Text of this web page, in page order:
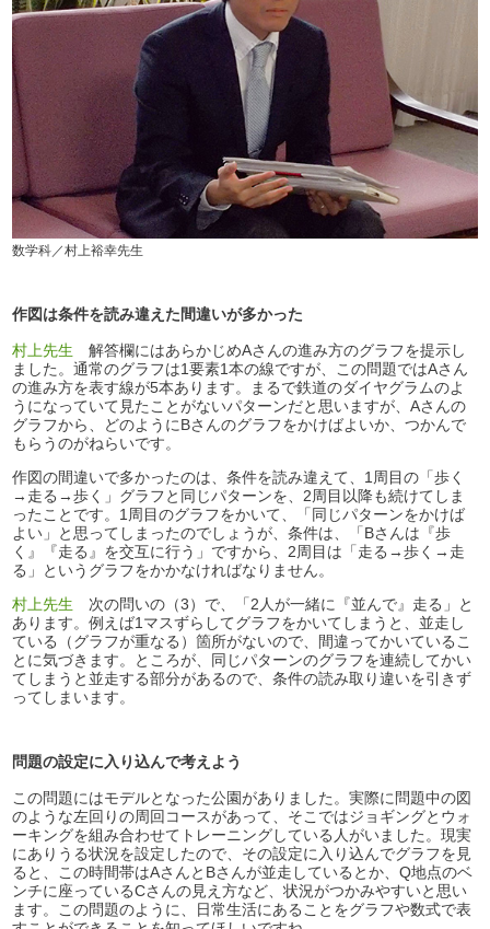
数学科／村上裕幸先生
作図は条件を読み違えた間違いが多かった
村上先生 解答欄にはあらかじめAさんの進み方のグラフを提示し
ました。通常のグラフは1要素1本の線ですが、この問題ではAさん
の進み方を表す線が5本あります。まるで鉄道のダイヤグラムのよ
うになっていて見たことがないパターンだと思いますが、Aさんの
グラフから、どのようにBさんのグラフをかけばよいか、つかんで
もらうのがねらいです。
作図の間違いで多かったのは、条件を読み違えて、1周目の「歩く
→走る→歩く」グラフと同じパターンを、2周目以降も続けてしま
ったことです。1周目のグラフをかいて、「同じパターンをかけば
よい」と思ってしまったのでしょうが、条件は、「Bさんは『歩
く』『走る』を交互に行う」ですから、2周目は「走る→歩く→走
る」というグラフをかかなければなりません。
村上先生 次の問いの（3）で、「2人が一緒に『並んで』走る」と
あります。例えば1マスずらしてグラフをかいてしまうと、並走し
ている（グラフが重なる）箇所がないので、間違ってかいているこ
とに気づきます。ところが、同じパターンのグラフを連続してかい
てしまうと並走する部分があるので、条件の読み取り違いを引きず
ってしまいます。
問題の設定に入り込んで考えよう
この問題にはモデルとなった公園がありました。実際に問題中の図
のような左回りの周回コースがあって、そこではジョギングとウォ
ーキングを組み合わせてトレーニングしている人がいました。現実
にありうる状況を設定したので、その設定に入り込んでグラフを見
ると、この時間帯はAさんとBさんが並走しているとか、Q地点のベ
ンチに座っているCさんの見え方など、状況がつかみやすいと思い
ます。この問題のように、日常生活にあることをグラフや数式で表